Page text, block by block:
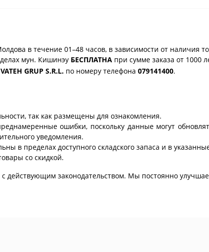
в течение 01–48 часов, в зависимости от наличия
мун. Кишинэу БЕСПЛАТНА при сумме заказа от 1000
GRUP S.R.L. по номеру телефона 079141400.
так как размещены для ознакомления.
ошибки, поскольку данные могут
уведомления.
в пределах доступного складского запаса и в
со скидкой.
действующим законодательством. Мы постоянно